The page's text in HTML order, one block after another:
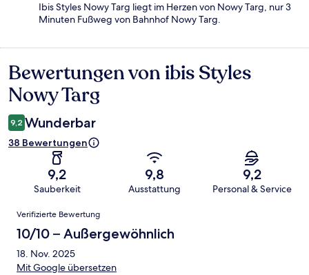
Ibis Styles Nowy Targ liegt im Herzen von Nowy Targ, nur 3
Minuten Fußweg von Bahnhof Nowy Targ.
Bewertungen
Bewertungen von ibis Styles
Nowy Targ
9,2 Wunderbar
38 Bewertungen
9,2
Sauberkeit
9,8
Ausstattung
9,2
Personal & Service
Bewertungen
Verifizierte Bewertung
10/10 – Außergewöhnlich
18. Nov. 2025
Mit Google übersetzen